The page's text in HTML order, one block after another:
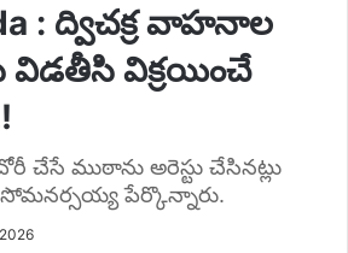
: ద్విచక్ర వాహనాల
విక్రయించే
చేసే ముఠాను అరెస్టు చేసినట్లు
పేర్కొన్నారు.